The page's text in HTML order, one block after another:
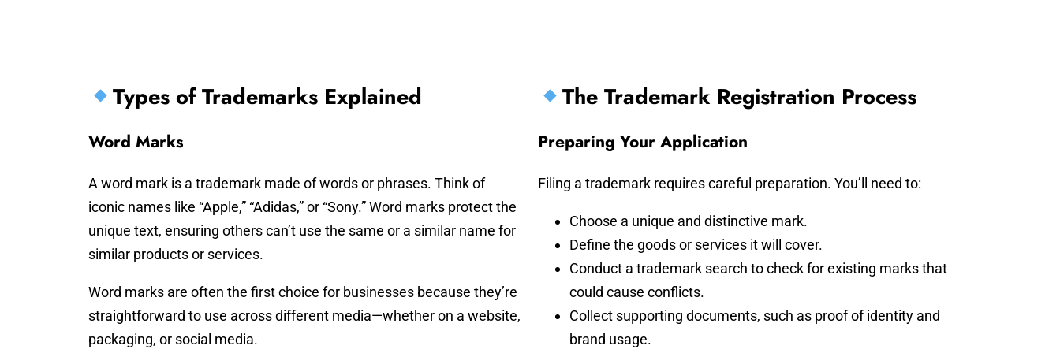
Types of Trademarks Explained
Word Marks
A word mark is a trademark made of words or phrases. Think of
iconic names like “Apple,” “Adidas,” or “Sony.” Word marks protect the
unique text, ensuring others can’t use the same or a similar name for
similar products or services.
Word marks are often the first choice for businesses because they’re
straightforward to use across different media—whether on a website,
packaging, or social media.
The Trademark Registration Process
Preparing Your Application
Filing a trademark requires careful preparation. You’ll need to:
Choose a unique and distinctive mark.
Define the goods or services it will cover.
Conduct a trademark search to check for existing marks that
could cause conflicts.
Collect supporting documents, such as proof of identity and
brand usage.